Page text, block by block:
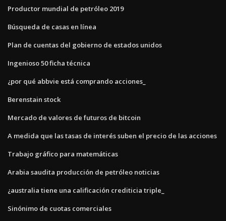
Productor mundial de petróleo 2019
Búsqueda de casas en línea
Plan de cuentas del gobierno de estados unidos
Ingenioso 50 ficha técnica
¿por qué abbvie está comprando acciones_
Berenstain stock
Mercado de valores de futuros de bitcoin
A medida que las tasas de interés suben el precio de las acciones
Trabajo gráfico para matemáticas
Arabia saudita producción de petróleo noticias
¿australia tiene una calificación crediticia triple_
Sinónimo de cuotas comerciales